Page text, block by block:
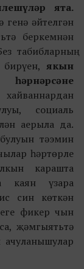
ята.
генә әйтелгән
беркемнән
табибларның
якын
социаль
аерыла да.
тәэмин
һәртөрле
карашта
каян үзара
син көткән
фикер чын
җәмгыятьтә